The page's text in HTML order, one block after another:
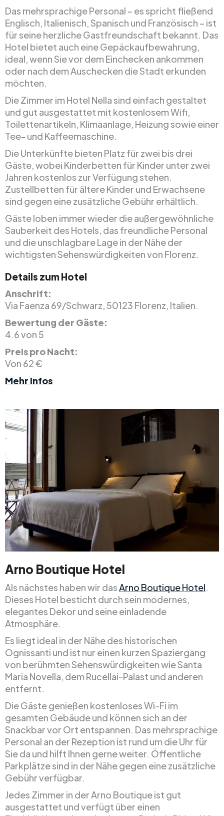
Das mehrsprachige Personal – es spricht fließend
Englisch, Italienisch, Spanisch und Französisch – ist
für seine herzliche Gastfreundschaft bekannt. Das
Hotel bietet auch eine Gepäckaufbewahrung,
ideal, wenn Sie vor dem Einchecken ankommen
oder nach dem Auschecken die Stadt erkunden
möchten.
Die Zimmer im Hotel Nella sind einfach gestaltet
und gut ausgestattet mit kostenlosem Wifi,
Toilettenartikeln, Klimaanlage, Heizung sowie einer
Tee- und Kaffeemaschine.
Die Unterkünfte bieten Platz für zwei bis drei
Gäste, wobei Kinderbetten für Kinder unter zwei
Jahren kostenlos zur Verfügung stehen.
Zustellbetten für ältere Kinder und Erwachsene
sind gegen eine zusätzliche Gebühr erhältlich.
Gäste loben immer wieder die außergewöhnliche
Sauberkeit des Hotels, das freundliche Personal
und die unschlagbare Lage in der Nähe der
wichtigsten Sehenswürdigkeiten von Florenz.
Details zum Hotel
Anschrift:
Via Faenza 69/Schwarz, 50123 Florenz, Italien.
Bewertung der Gäste:
4.6 von 5
Preis pro Nacht:
Von 62 €
Mehr Infos
Arno Boutique Hotel
Als nächstes haben wir dasArno Boutique Hotel.
Dieses Hotel besticht durch sein modernes,
elegantes Dekor und seine einladende
Atmosphäre.
Es liegt ideal in der Nähe des historischen
Ognissanti und ist nur einen kurzen Spaziergang
von berühmten Sehenswürdigkeiten wie Santa
Maria Novella, dem Rucellai-Palast und anderen
entfernt.
Die Gäste genießen kostenloses Wi-Fi im
gesamten Gebäude und können sich an der
Snackbar vor Ort entspannen. Das mehrsprachige
Personal an der Rezeption ist rund um die Uhr für
Sie da und hilft Ihnen gerne weiter. Öffentliche
Parkplätze sind in der Nähe gegen eine zusätzliche
Gebühr verfügbar.
Jedes Zimmer in der Arno Boutique ist gut
ausgestattet und verfügt über einen